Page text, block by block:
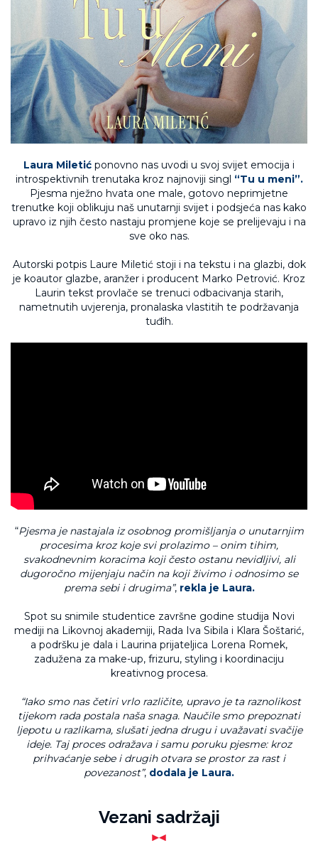
Laura Miletić ponovno nas uvodi u svoj svijet emocija i
introspektivnih trenutaka kroz najnoviji singl “Tu u meni”.
Pjesma nježno hvata one male, gotovo neprimjetne
trenutke koji oblikuju naš unutarnji svijet i podsjeća nas kako
upravo iz njih često nastaju promjene koje se prelijevaju i na
sve oko nas.
Autorski potpis Laure Miletić stoji i na tekstu i na glazbi, dok
je koautor glazbe, aranžer i producent Marko Petrović. Kroz
Laurin tekst provlače se trenuci odbacivanja starih,
nametnutih uvjerenja, pronalaska vlastitih te podržavanja
tuđih.
“Pjesma je nastajala iz osobnog promišljanja o unutarnjim
procesima kroz koje svi prolazimo – onim tihim,
svakodnevnim koracima koji često ostanu nevidljivi, ali
dugoročno mijenjaju način na koji živimo i odnosimo se
prema sebi i drugima”, rekla je Laura.
Spot su snimile studentice završne godine studija Novi
mediji na Likovnoj akademiji, Rada Iva Sibila i Klara Šoštarić,
a podršku je dala i Laurina prijateljica Lorena Romek,
zadužena za make-up, frizuru, styling i koordinaciju
kreativnog procesa.
“Iako smo nas četiri vrlo različite, upravo je ta raznolikost
tijekom rada postala naša snaga. Naučile smo prepoznati
ljepotu u razlikama, slušati jedna drugu i uvažavati svačije
ideje. Taj proces odražava i samu poruku pjesme: kroz
prihvaćanje sebe i drugih otvara se prostor za rast i
povezanost”, dodala je Laura.
Vezani sadržaji